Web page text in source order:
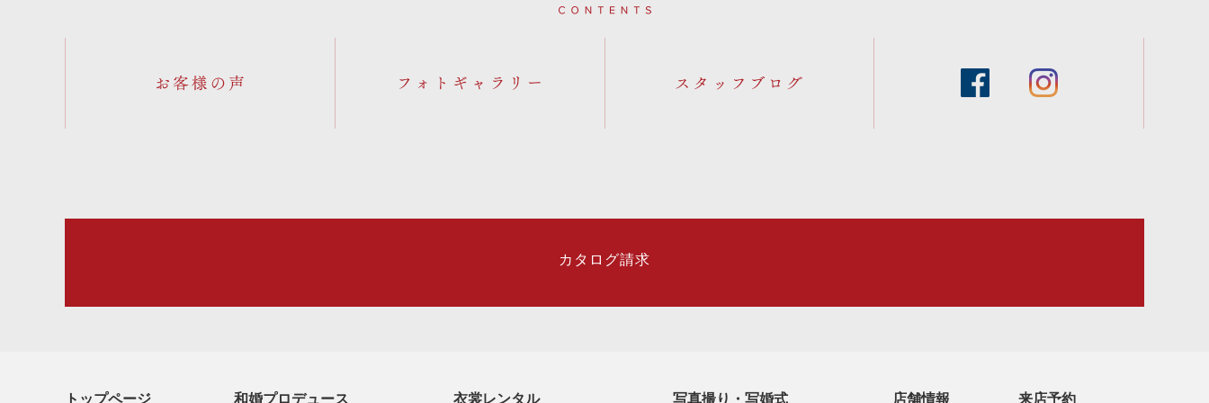
Contents
お客様の声 フォトギャラリー facebook instagram
カタログ請求
トップページ 和婚プロデュース 衣裳レンタル 写真撮り・写婚式 店舗情報 来店予約